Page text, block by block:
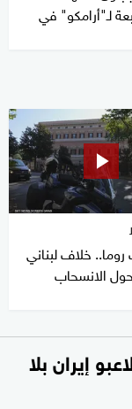
لـ"أرامكو" في
خلاف لبناني
الانسحاب
إيران بلا